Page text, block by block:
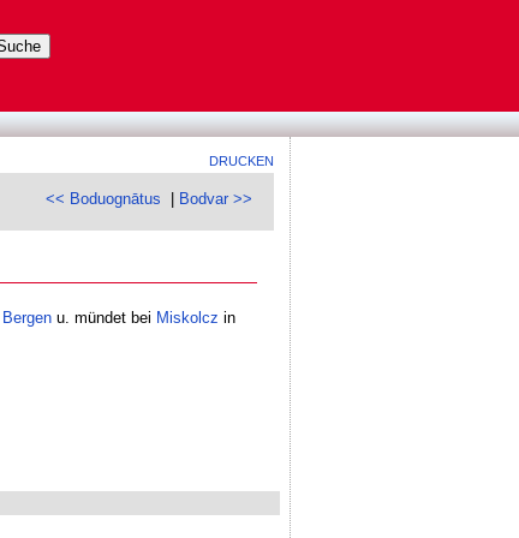
DRUCKEN
<< Boduognātus Bodvar >>
Bergenu. mündet bei Miskolcz in